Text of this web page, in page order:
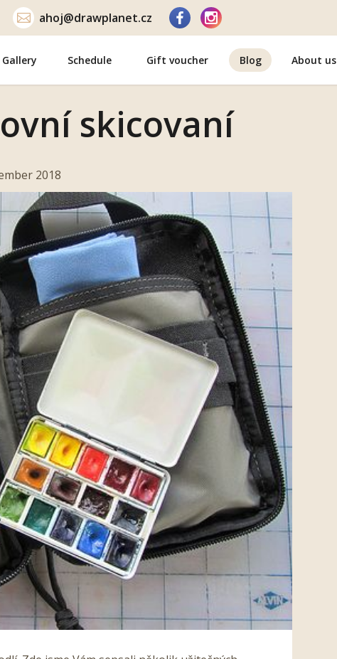
ahoj@drawplanet.cz
Gallery Schedule Gift voucher Blog About us
skicovaní
2018